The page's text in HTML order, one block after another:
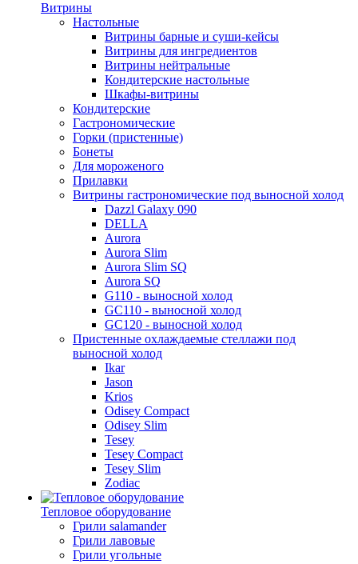
Витрины
Настольные
Витрины барные и суши-кейсы
Витрины для ингредиентов
Витрины нейтральные
Кондитерские настольные
Шкафы-витрины
Кондитерские
Гастрономические
Горки (пристенные)
Бонеты
Для мороженого
Прилавки
Витрины гастрономические под выносной холод
Dazzl Galaxy 090
DELLA
Aurora
Aurora Slim
Aurora Slim SQ
Aurora SQ
G110 - выносной холод
GC110 - выносной холод
GC120 - выносной холод
Пристенные охлаждаемые стеллажи под
выносной холод
Ikar
Jason
Krios
Odisey Compact
Odisey Slim
Tesey
Tesey Compact
Tesey Slim
Zodiac
Тепловое оборудование
Грили salamander
Грили лавовые
Грили угольные